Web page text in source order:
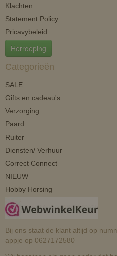
Klachten
Statement Policy
Pricavybeleid
Herroeping
Categorieën
SALE
Gifts en cadeau's
Verzorging
Paard
Ruiter
Diensten/ Verhuur
Correct Connect
NIEUW
Hobby Horsing
Bij ons staat de klant altijd op
appje op 0627172580